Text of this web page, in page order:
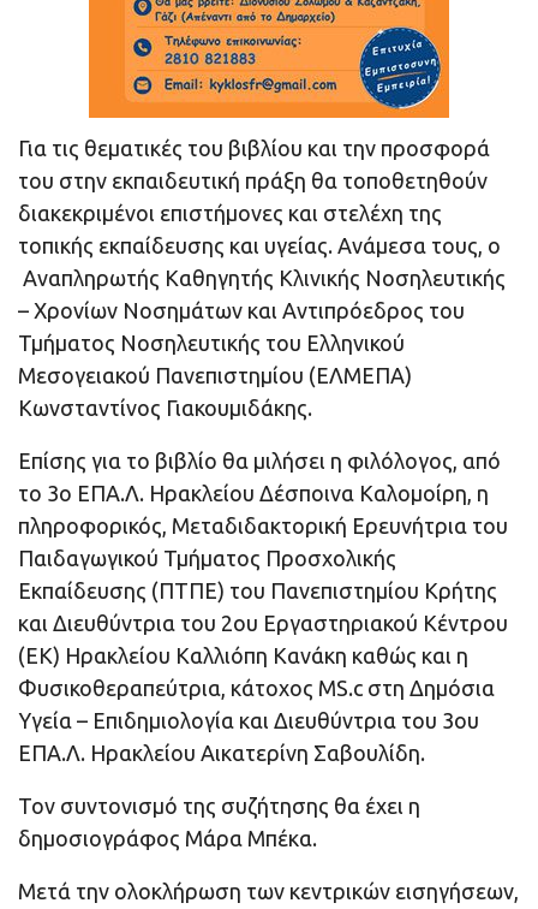
Για τις θεματικές του βιβλίου και την προσφορά
του στην εκπαιδευτική πράξη θα τοποθετηθούν
διακεκριμένοι επιστήμονες και στελέχη της
τοπικής εκπαίδευσης και υγείας. Ανάμεσα τους, ο
Αναπληρωτής Καθηγητής Κλινικής Νοσηλευτικής
– Χρονίων Νοσημάτων και Αντιπρόεδρος του
Τμήματος Νοσηλευτικής του Ελληνικού
Μεσογειακού Πανεπιστημίου (ΕΛΜΕΠΑ)
Κωνσταντίνος Γιακουμιδάκης.
Επίσης για το βιβλίο θα μιλήσει η φιλόλογος, από
το 3ο ΕΠΑ.Λ. Ηρακλείου Δέσποινα Καλομοίρη, η
πληροφορικός, Μεταδιδακτορική Ερευνήτρια του
Παιδαγωγικού Τμήματος Προσχολικής
Εκπαίδευσης (ΠΤΠΕ) του Πανεπιστημίου Κρήτης
και Διευθύντρια του 2ου Εργαστηριακού Κέντρου
(ΕΚ) Ηρακλείου Καλλιόπη Κανάκη καθώς και η
Φυσικοθεραπεύτρια, κάτοχος MS.c στη Δημόσια
Υγεία – Επιδημιολογία και Διευθύντρια του 3ου
ΕΠΑ.Λ. Ηρακλείου Αικατερίνη Σαβουλίδη.
Τον συντονισμό της συζήτησης θα έχει η
δημοσιογράφος Μάρα Μπέκα.
Μετά την ολοκλήρωση των κεντρικών εισηγήσεων,